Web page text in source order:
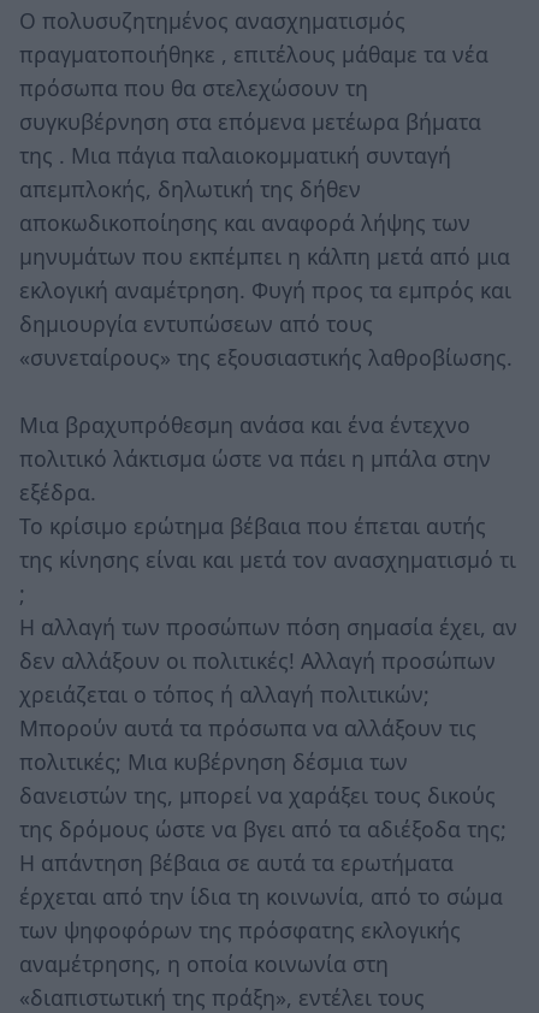
Ο πολυσυζητημένος ανασχηματισμός
πραγματοποιήθηκε , επιτέλους μάθαμε τα νέα
πρόσωπα που θα στελεχώσουν τη
συγκυβέρνηση στα επόμενα μετέωρα βήματα
της . Μια πάγια παλαιοκομματική συνταγή
απεμπλοκής, δηλωτική της δήθεν
αποκωδικοποίησης και αναφορά λήψης των
μηνυμάτων που εκπέμπει η κάλπη μετά από μια
εκλογική αναμέτρηση. Φυγή προς τα εμπρός και
δημιουργία εντυπώσεων από τους
«συνεταίρους» της εξουσιαστικής λαθροβίωσης.
Μια βραχυπρόθεσμη ανάσα και ένα έντεχνο
πολιτικό λάκτισμα ώστε να πάει η μπάλα στην
εξέδρα.
Το κρίσιμο ερώτημα βέβαια που έπεται αυτής
της κίνησης είναι και μετά τον ανασχηματισμό τι
;
Η αλλαγή των προσώπων πόση σημασία έχει, αν
δεν αλλάξουν οι πολιτικές! Αλλαγή προσώπων
χρειάζεται ο τόπος ή αλλαγή πολιτικών;
Μπορούν αυτά τα πρόσωπα να αλλάξουν τις
πολιτικές; Μια κυβέρνηση δέσμια των
δανειστών της, μπορεί να χαράξει τους δικούς
της δρόμους ώστε να βγει από τα αδιέξοδα της;
Η απάντηση βέβαια σε αυτά τα ερωτήματα
έρχεται από την ίδια τη κοινωνία, από το σώμα
των ψηφοφόρων της πρόσφατης εκλογικής
αναμέτρησης, η οποία κοινωνία στη
«διαπιστωτική της πράξη», εντέλει τους